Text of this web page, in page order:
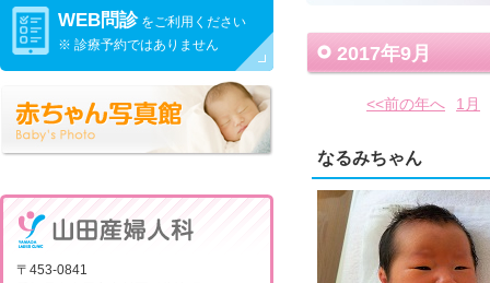
2017年9月
<<前の年へ 1月
なるみちゃん
WEB問診をご利用ください
※ 診療予約ではありません
〒453-0841